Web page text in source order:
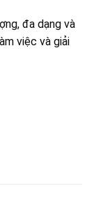
đa dạng và
việc và giải